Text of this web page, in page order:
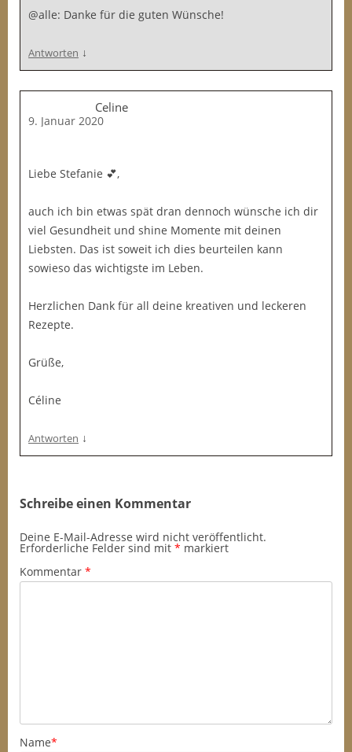
@alle: Danke für die guten Wünsche!
Antworten ↓
Celine
9. Januar 2020
Liebe Stefanie 💕,
auch ich bin etwas spät dran dennoch wünsche ich dir
viel Gesundheit und shine Momente mit deinen
Liebsten. Das ist soweit ich dies beurteilen kann
sowieso das wichtigste im Leben.
Herzlichen Dank für all deine kreativen und leckeren
Rezepte.
Grüße,
Céline
Antworten ↓
Schreibe einen Kommentar
Deine E-Mail-Adresse wird nicht veröffentlicht.
Erforderliche Felder sind mit * markiert
Kommentar *
Name*